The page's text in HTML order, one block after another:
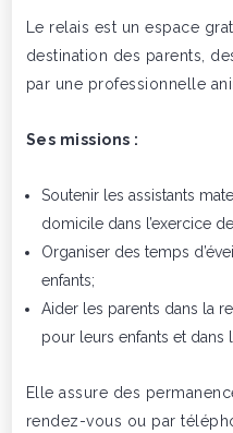
Le relais est un espace
destination des parents,
par une professionnelle
Ses missions :
Soutenir les assistants
domicile dans l’exercice
Organiser des temps
enfants;
Aider les parents dans la
pour leurs enfants et dans
Elle assure des
rendez-vous ou par